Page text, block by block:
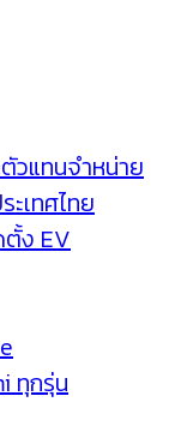
ตัวแทนจำหน่าย
ะเทศไทย
ตั้ง EV
ทุกรุ่น